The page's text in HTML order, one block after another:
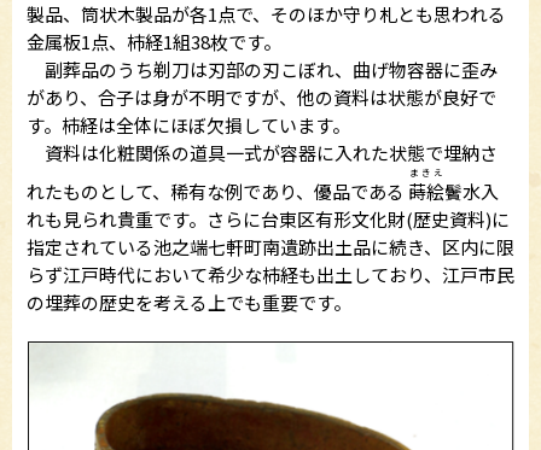
製品、筒状木製品が各1点で、そのほか守り札とも思われる
金属板1点、杮経1組38枚です。
副葬品のうち剃刀は刃部の刃こぼれ、曲げ物容器に歪み
があり、合子は身が不明ですが、他の資料は状態が良好で
す。杮経は全体にほぼ欠損しています。
資料は化粧関係の道具一式が容器に入れた状態で埋納さ
れたものとして、稀有な例であり、優品である 蒔絵
まきえ
鬢水入
れも見られ貴重です。さらに台東区有形文化財(歴史資料)に
指定されている池之端七軒町南遺跡出土品に続き、区内に限
らず江戸時代において希少な杮経も出土しており、江戸市民
の埋葬の歴史を考える上でも重要です。